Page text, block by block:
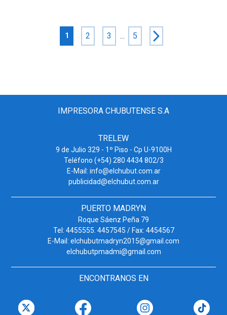
1 2 3 ... 5
IMPRESORA CHUBUTENSE S.A
TRELEW
9 de Julio 329 - 1º Piso - Cp U-9100H
Teléfono (+54) 280 4434 802/3
E-Mail: info@elchubut.com.ar
publicidad@elchubut.com.ar
PUERTO MADRYN
Roque Sáenz Peña 79
Tel: 4455555. 4457545 / Fax: 4454567
E-Mail: elchubutmadryn2015@gmail.com
elchubutpmadmi@gmail.com
ENCONTRANOS EN